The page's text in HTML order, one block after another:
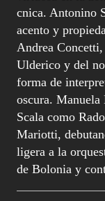
cnica. Antonino
acento y
Andrea
Ulderico y del
forma de
oscura.
Scala como
Mariotti,
ligera a la
de Bolonia y